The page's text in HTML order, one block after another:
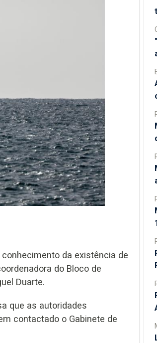
da existência de
do Bloco de
Duarte.
que as autoridades
contactado o Gabinete de